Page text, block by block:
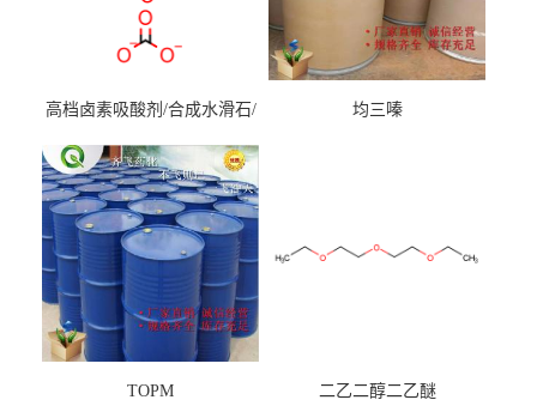
高档卤素吸酸剂/合成水滑石/
均三嗪
TOPM 二乙二醇二乙醚